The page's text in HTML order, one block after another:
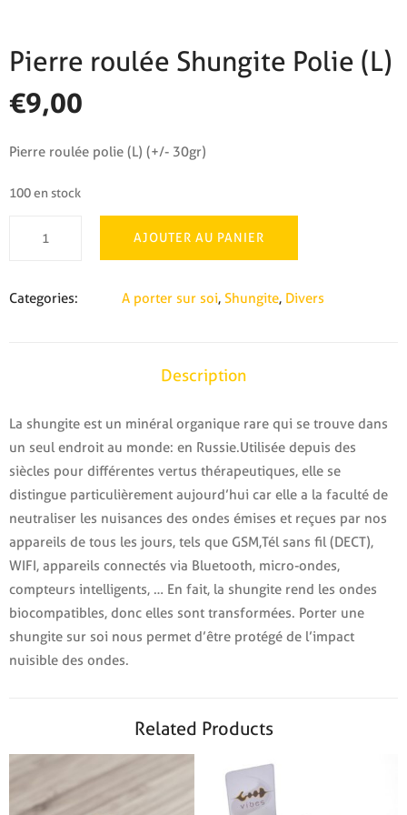
Pierre roulée Shungite Polie (L)
€9,00
Pierre roulée polie (L) (+/- 30gr)
100 en stock
roulée
AJOUTER AU PANIER
Categories: A porter sur soi, Shungite, Divers
Description
La shungite est un minéral organique rare qui se trouve dans
un seul endroit au monde: en Russie.Utilisée depuis des
siècles pour différentes vertus thérapeutiques, elle se
distingue particulièrement aujourd’hui car elle a la faculté de
neutraliser les nuisances des ondes émises et reçues par nos
appareils de tous les jours, tels que GSM,Tél sans fil (DECT),
WIFI, appareils connectés via Bluetooth, micro-ondes,
compteurs intelligents, … En fait, la shungite rend les ondes
biocompatibles, donc elles sont transformées. Porter une
shungite sur soi nous permet d’être protégé de l’impact
nuisible des ondes.
Related Products